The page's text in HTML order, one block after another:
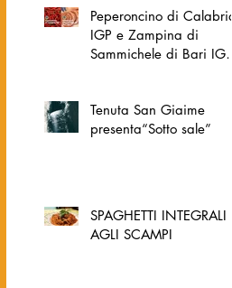
Peperoncino di Calabria
IGP e Zampina di
Sammichele di Bari IGP
Tenuta San Giaime
presenta“Sotto sale”
SPAGHETTI INTEGRALI
AGLI SCAMPI